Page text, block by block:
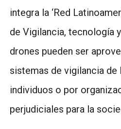
integra la ‘Red
de Vigilancia, tecnología
drones pueden ser
sistemas de vigilancia de
individuos o por
perjudiciales para la